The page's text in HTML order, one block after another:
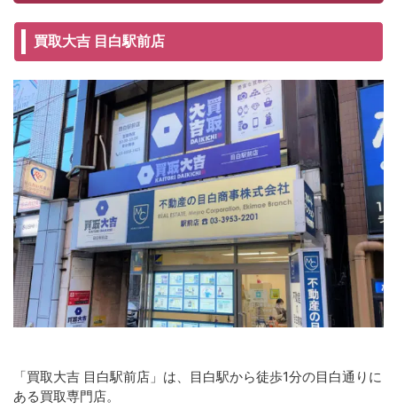
買取大吉 目白駅前店
「買取大吉 目白駅前店」は、目白駅から徒歩1分の目白通りに
ある買取専門店。